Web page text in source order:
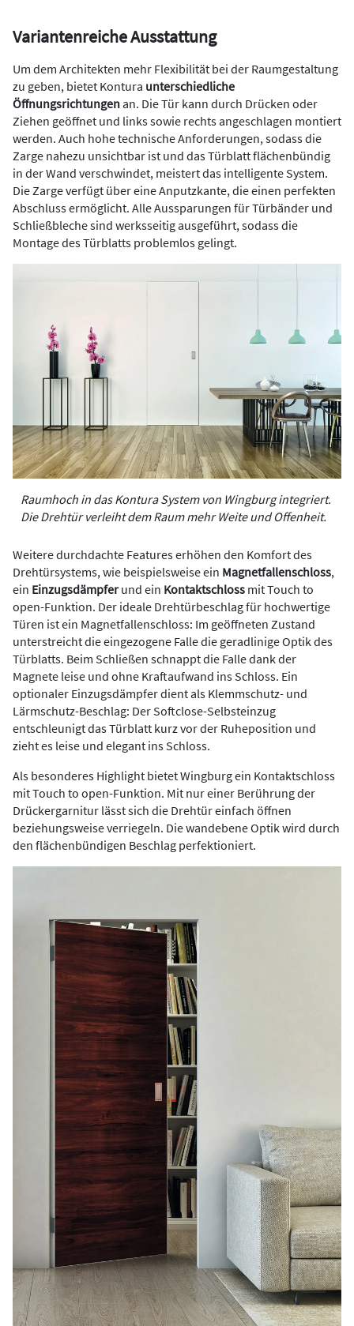
Variantenreiche Ausstattung
Um dem Architekten mehr Flexibilität bei der Raumgestaltung
zu geben, bietet Kontura unterschiedliche
Öffnungsrichtungenan. Die Tür kann durch Drücken oder
Ziehen geöffnet und links sowie rechts angeschlagen montiert
werden. Auch hohe technische Anforderungen, sodass die
Zarge nahezu unsichtbar ist und das Türblatt flächenbündig
in der Wand verschwindet, meistert das intelligente System.
Die Zarge verfügt über eine Anputzkante, die einen perfekten
Abschluss ermöglicht. Alle Aussparungen für Türbänder und
Schließbleche sind werksseitig ausgeführt, sodass die
Montage des Türblatts problemlos gelingt.
Raumhoch in das Kontura System von Wingburg integriert.
Die Drehtür verleiht dem Raum mehr Weite und Offenheit.
Weitere durchdachte Features erhöhen den Komfort des
Drehtürsystems, wie beispielsweise ein Magnetfallenschloss,
ein Einzugsdämpferund ein Kontaktschloss mit Touch to
open-Funktion. Der ideale Drehtürbeschlag für hochwertige
Türen ist ein Magnetfallenschloss: Im geöffneten Zustand
unterstreicht die eingezogene Falle die geradlinige Optik des
Türblatts. Beim Schließen schnappt die Falle dank der
Magnete leise und ohne Kraftaufwand ins Schloss. Ein
optionaler Einzugsdämpfer dient als Klemmschutz- und
Lärmschutz-Beschlag: Der Softclose-Selbsteinzug
entschleunigt das Türblatt kurz vor der Ruheposition und
zieht es leise und elegant ins Schloss.
Als besonderes Highlight bietet Wingburg ein Kontaktschloss
mit Touch to open-Funktion. Mit nur einer Berührung der
Drückergarnitur lässt sich die Drehtür einfach öffnen
beziehungsweise verriegeln. Die wandebene Optik wird durch
den flächenbündigen Beschlag perfektioniert.